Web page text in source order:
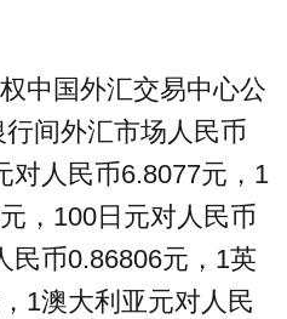
中国外汇交易中心公
间外汇市场人民币
对人民币6.8077元，1
，100日元对人民币
民币0.86806元，1英
1澳大利亚元对人民